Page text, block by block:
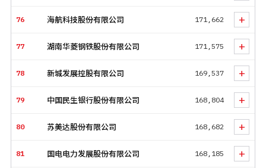
76 海航科技股份有限公司 171,662 +
77 湖南华菱钢铁股份有限公司 171,575 +
78 新城发展控股有限公司 169,537 +
79 中国民生银行股份有限公司 168,804 +
80 苏美达股份有限公司 168,682 +
81 国电电力发展股份有限公司 168,185 +